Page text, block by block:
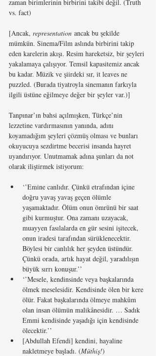
zaman birimlerinin birbirini takibi değil. (Truth
vs. fact)
[Ancak, representation ancak bu şekilde
mümkün. Sinema/Film aslında birbirini takip
eden karelerin akışı. Resim hareketsiz, bir şeyleri
yakalamaya çalışıyor. Temsil kapasitemiz ancak
bu kadar. Müzik ve şiirdeki sır, it leaves ne
puzzled. (Burada tiyatroyla sinemanın farkıyla
ilgili üstüne eğilmeye değer bir şeyler var.)]
Tanpınar’ın bahsi açılmışken, Türkçe’nin
lezzetine vardırmasının yanında, adını
koyamadığım şeyleri çözmüş olması ve bunları
okuyucuya sezdirtme becerisi insanda hayret
uyandırıyor. Unutmamak adına şunları da not
olarak iliştirmek istiyorum:
‘’Emine canlıdır. Çünkü etrafından içine
doğru yavaş yavaş geçen ölümle
yaşamaktadır. Ölüm onun ömrünü bir saat
gibi kurmuştur. Ona zamanı uzayacak,
muayyen fasılalarda en gür sesini işitecek,
onun iradesi tarafından sürüklenecektir.
Böylesi bir canlılık her şeyden üstündür.
Çünkü orada, artık hayat değil, yaradılışın
büyük sırrı konuşur.’’
‘’Mesele, kendinsinde veya başkalarında
ölmek meselesidir. Kendisinde ölen bir kere
ölür. Fakat başkalarında ölmeye mahkûm
olan insan ölümün malikânesidir. … Sadık
Emmi kendisinde yaşadığı için kendisinde
ölecektir.’’
[Abdullah Efendi] kendini, hayaline
nakletmeye başladı. (Müthiş!)